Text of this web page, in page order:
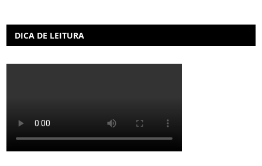
DICA DE LEITURA